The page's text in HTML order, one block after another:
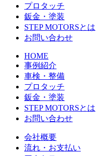
プロタッチ
鈑金・塗装
STEP MOTORSとは
お問い合わせ
HOME
事例紹介
車検・整備
プロタッチ
鈑金・塗装
STEP MOTORSとは
お問い合わせ
会社概要
流れ・お支払い